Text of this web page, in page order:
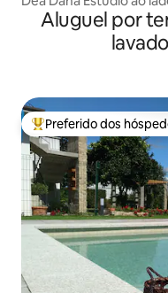
Aluguel por
Entre os melhores
Preferido dos